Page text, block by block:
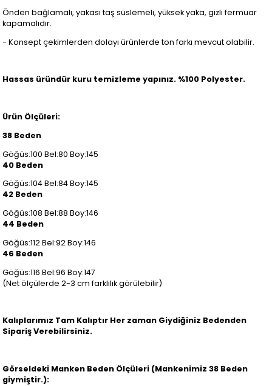
Önden bağlamalı, yakası taş süslemeli, yüksek yaka, gizli fermuar
kapamalıdır.
- Konsept çekimlerden dolayı ürünlerde ton farkı mevcut olabilir.
Hassas üründür kuru temizleme yapınız. %100 Polyester.
Ürün Ölçüleri:
38 Beden
Göğüs:100 Bel:80 Boy:145
40 Beden
Göğüs:104 Bel:84 Boy:145
42 Beden
Göğüs:108 Bel:88 Boy:146
44 Beden
Göğüs:112 Bel:92 Boy:146
46 Beden
Göğüs:116 Bel:96 Boy:147
(Net ölçülerde 2-3 cm farklılık görülebilir)
Kalıplarımız Tam Kalıptır Her zaman Giydiğiniz Bedenden
Sipariş Verebilirsiniz.
Görseldeki Manken Beden Ölçüleri (Mankenimiz 38 Beden
giymiştir.):